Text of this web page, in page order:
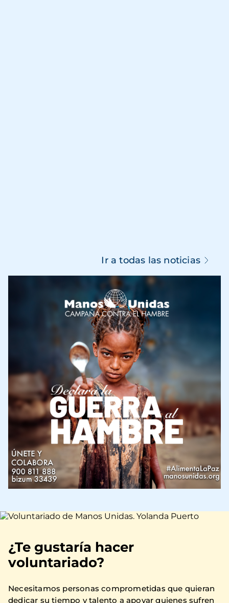
Ir a todas las noticias
¿Te gustaría hacer
voluntariado?
Necesitamos personas comprometidas que quieran
dedicar su tiempo y talento a apoyar quienes sufren